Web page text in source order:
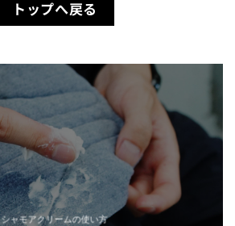
トップへ戻る
シャモアクリームの使い方